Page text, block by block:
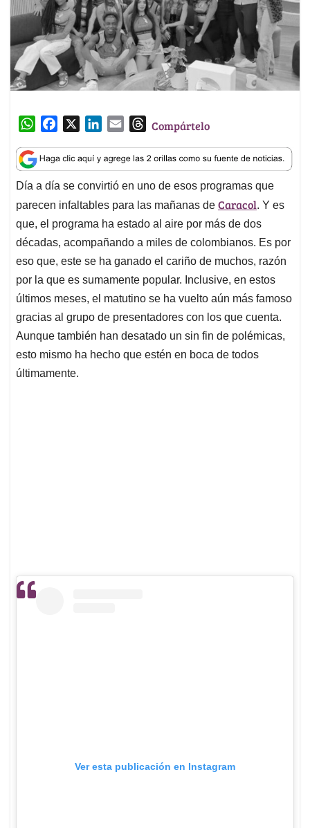
W
a
t
s
A
p
p
c
e
b
o
o
n
k
e
d
I
n
a
i
l
T
r
e
a
d
s
Compártelo
Día a día se convirtió en uno de esos programas que
parecen infaltables para las mañanas de Caracol. Y es
que, el programa ha estado al aire por más de dos
décadas, acompañando a miles de colombianos. Es por
eso que, este se ha ganado el cariño de muchos, razón
por la que es sumamente popular. Inclusive, en estos
últimos meses, el matutino se ha vuelto aún más famoso
gracias al grupo de presentadores con los que cuenta.
Aunque también han desatado un sin fin de polémicas,
esto mismo ha hecho que estén en boca de todos
últimamente.
Ver esta publicación en Instagram